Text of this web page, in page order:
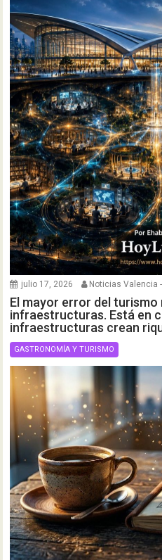
julio 17, 2026 Noticias Valencia
El mayor error del
infraestructuras. Está en
infraestructuras crean
GASTRONOMÍA Y TURISMO